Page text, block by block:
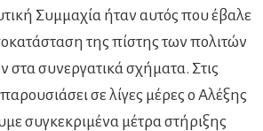
Συμμαχία ήταν αυτός που έβαλε
της πίστης των πολιτών
συνεργατικά σχήματα. Στις
σε λίγες μέρες ο Αλέξης
συγκεκριμένα μέτρα στήριξης